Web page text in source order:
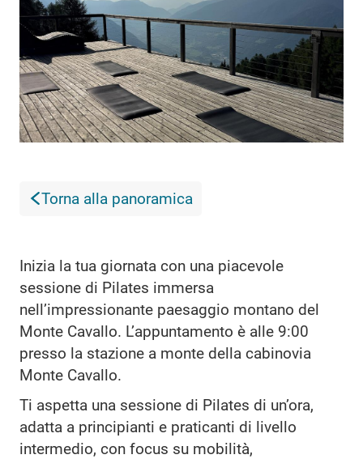
Torna alla panoramica
Inizia la tua giornata con una piacevole
sessione di Pilates immersa
nell’impressionante paesaggio montano del
Monte Cavallo. L’appuntamento è alle 9:00
presso la stazione a monte della cabinovia
Monte Cavallo.
Ti aspetta una sessione di Pilates di un’ora,
adatta a principianti e praticanti di livello
intermedio, con focus su mobilità,